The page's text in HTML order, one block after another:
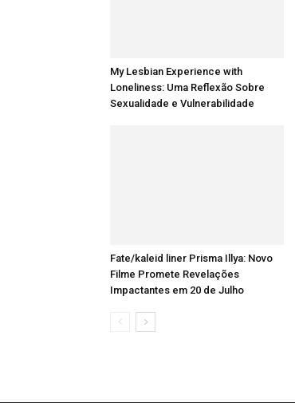
My Lesbian Experience with
Loneliness: Uma Reflexão Sobre
Sexualidade e Vulnerabilidade
Fate/kaleid liner Prisma Illya: Novo
Filme Promete Revelações
Impactantes em 20 de Julho